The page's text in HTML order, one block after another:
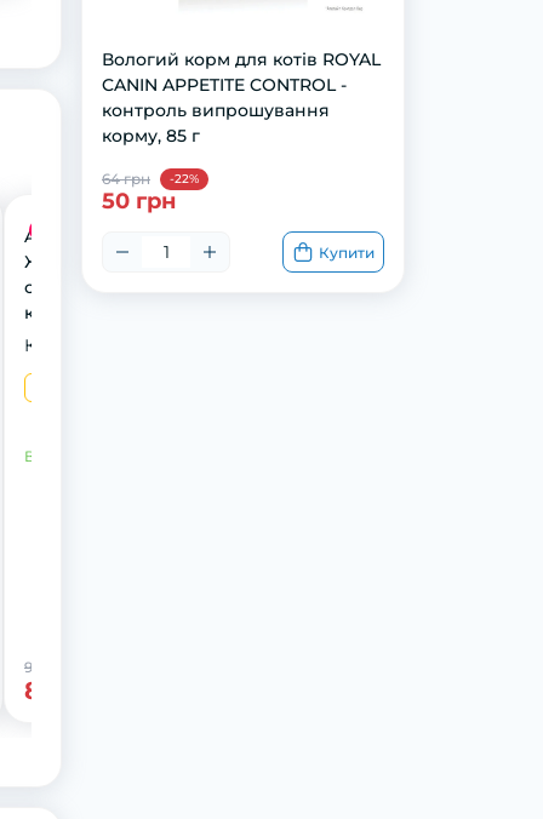
Вологий корм для котів ROYAL
CANIN APPETITE CONTROL -
контроль випрошування
корму, 85 г
64 грн -22%
50 грн
Купити
AnimAll АнімАлл
Жувальні ласощі
стікси для дорослих
котів з лососем 5г
Конфігурат
В наявності
9 грн
8 грн